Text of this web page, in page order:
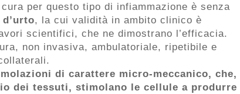
per questo tipo di infiammazione è senza
, la cui validità in ambito clinico è
scientifici, che ne dimostrano l’efficacia.
non invasiva, ambulatoriale, ripetibile e
di carattere micro-meccanico, che,
dei tessuti, stimolano le cellule a produrre